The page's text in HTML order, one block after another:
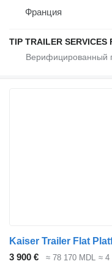
Франция
TIP TRAILER SERVICES
Kaiser Trailer Flat
3 900 €
≈ 78 170 MDL ≈ 4